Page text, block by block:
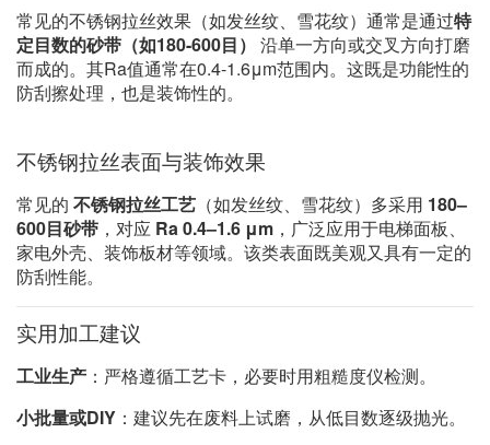
常见的不锈钢拉丝效果（如发丝纹、雪花纹）通常是通过特
定目数的砂带（如180-600目） 沿单一方向或交叉方向打磨
而成的。其Ra值通常在0.4-1.6μm范围内。这既是功能性的
防刮擦处理，也是装饰性的。
不锈钢拉丝表面与装饰效果
常见的 不锈钢拉丝工艺 （如发丝纹、雪花纹）多采用 180–
600目砂带 ，对应 Ra 0.4–1.6 μm ，广泛应用于电梯面板、
家电外壳、装饰板材等领域。该类表面既美观又具有一定的
防刮性能。
实用加工建议
工业生产 ：严格遵循工艺卡，必要时用粗糙度仪检测。
小批量或DIY ：建议先在废料上试磨，从低目数逐级抛光。